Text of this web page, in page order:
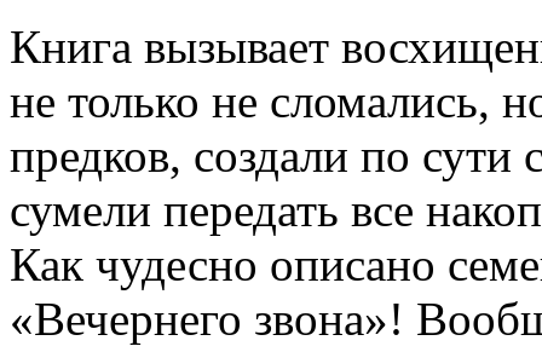
Книга вызывает
не только не сломались,
предков, создали по сути
сумели передать все
Как чудесно описано
«Вечернего звона»!